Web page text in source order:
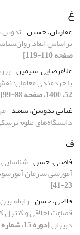
غ
غفاریان، حسین
براساس ابعاد
صفحه 110-119]
غلامرضایی، سیمین
با خردمندی معلمان:
52، 1400، صفحه 88-99]
غیاثی ندوشن، سعید
دانشگاه‌های علوم
ف
فاضلی، حسن شناسایی
آموزشی سازمان
23-41]
فلاحی، حسن رابطه
قضاوت اخلاقی و کنترل
دبیران[دوره 15، شماره 53، 1400، صفحه 110-126]